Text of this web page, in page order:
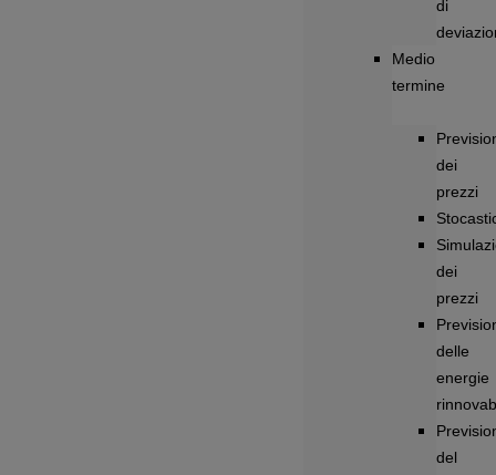
di
Medio
termine
dei
prezzi
dei
prezzi
delle
energie
del